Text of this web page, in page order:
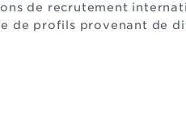
de recrutement
de profils provenant de